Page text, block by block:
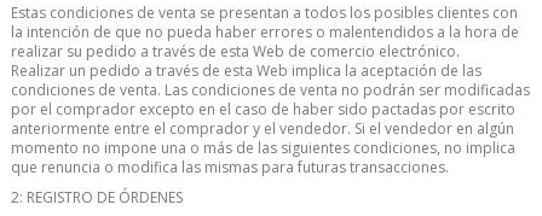
Estas condiciones de venta se presentan a todos los posibles clientes con
la intención de que no pueda haber errores o malentendidos a la hora de
realizar su pedido a través de esta Web de comercio electrónico.
Realizar un pedido a través de esta Web implica la aceptación de las
condiciones de venta. Las condiciones de venta no podrán ser modificadas
por el comprador excepto en el caso de haber sido pactadas por escrito
anteriormente entre el comprador y el vendedor. Si el vendedor en algún
momento no impone una o más de las siguientes condiciones, no implica
que renuncia o modifica las mismas para futuras transacciones.
2: REGISTRO DE ÓRDENES